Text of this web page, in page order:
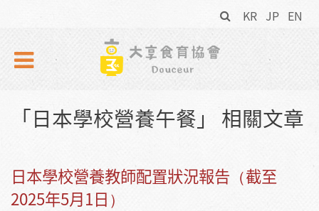
KR JP EN
搜
尋
表
「日本學校營養午餐」 相關文章
日本學校營養教師配置狀況報告（截至
2025年5月1日）